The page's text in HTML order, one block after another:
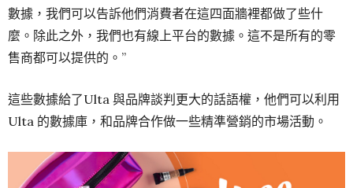
數據，我們可以告訴他們消費者在這四面牆裡都做了些什
麼。除此之外，我們也有線上平台的數據。這不是所有的零
售商都可以提供的。”
這些數據給了Ulta 與品牌談判更大的話語權，他們可以利用
Ulta 的數據庫，和品牌合作做一些精準營銷的市場活動。